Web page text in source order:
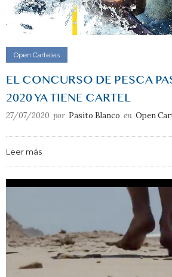
Open Carteles
EL CONCURSO DE PESCA
2020 YA TIENE CARTEL
27/07/2020 por Pasito Blanco en Open
Leer más